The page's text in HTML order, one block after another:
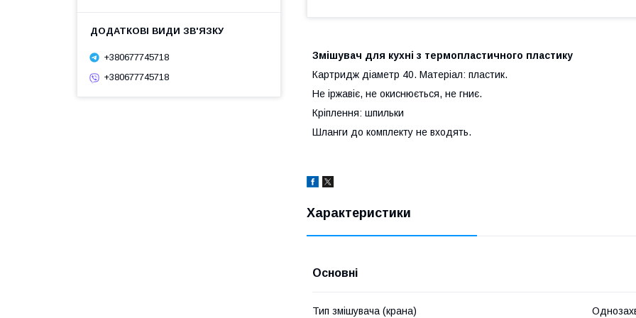
Змішувач для кухні з термопластичного пластику
Картридж діаметр 40. Матеріал: пластик.
Не іржавіє, не окиснюється, не гниє.
Кріплення: шпильки
Шланги до комплекту не входять.
Характеристики
Основні
Тип змішувача (крана)
+380677745718
+380677745718